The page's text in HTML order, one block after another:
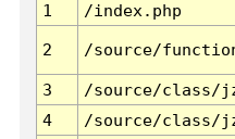
1
/index.php
2 /source/
3 /source/class/
4
/source/class/